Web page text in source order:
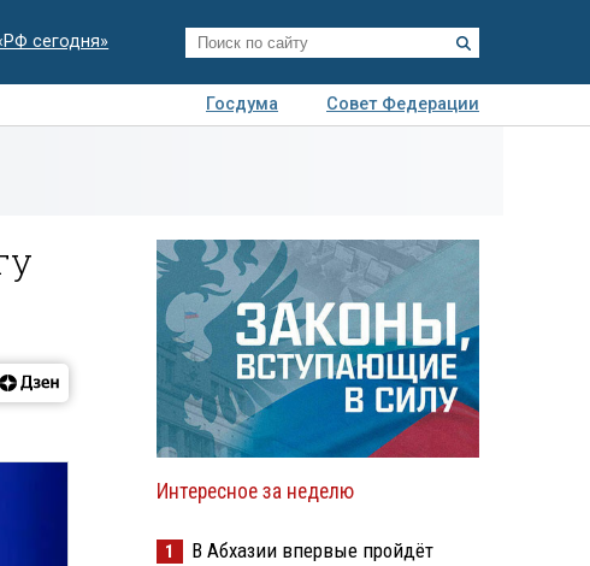
сегодня»
Госдума
Совет Федерации
Интересное за неделю
1
В Абхазии впервые пройдёт